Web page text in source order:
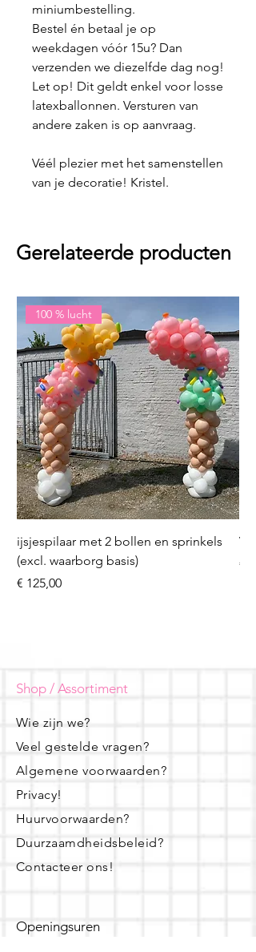
miniumbestelling.
Bestel én betaal je op
weekdagen vóór 15u? Dan
verzenden we diezelfde dag nog!
Let op! Dit geldt enkel voor losse
latexballonnen. Versturen van
andere zaken is op aanvraag.
Véél plezier met het samenstellen
van je decoratie! Kristel.
Gerelateerde producten
100 % lucht
ijsjespilaar met 2 bollen en sprinkels
(excl. waarborg basis)
Prijs
€ 125,00
Prijs
€
Shop / Assortiment
Wie zijn we?
Veel gestelde vragen?
Algemene voorwaarden?
Privacy!
Huurvoorwaarden?
Duurzaamdheidsbeleid?
Contacteer ons!
Openingsuren